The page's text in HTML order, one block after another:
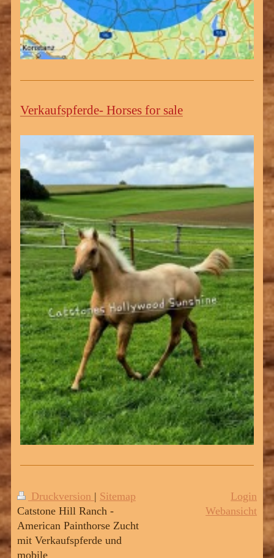
Verkaufspferde- Horses for sale
Druckversion | Sitemap
Catstone Hill Ranch -
American Painthorse Zucht
mit Verkaufspferde und
mobile
Login
Webansicht